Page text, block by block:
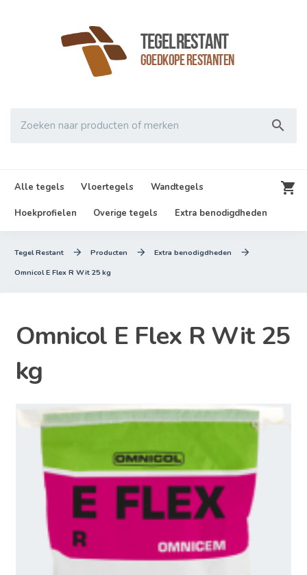
TegelRestant
Goedkope Restanten

Zoeken naar producten of merken
Alle tegels Vloertegels Wandtegels
Hoekprofielen Overige tegels Extra benodigdheden

Tegel Restant  Producten  Extra benodigdheden 
Omnicol E Flex R Wit 25 kg
Omnicol E Flex R Wit 25
kg